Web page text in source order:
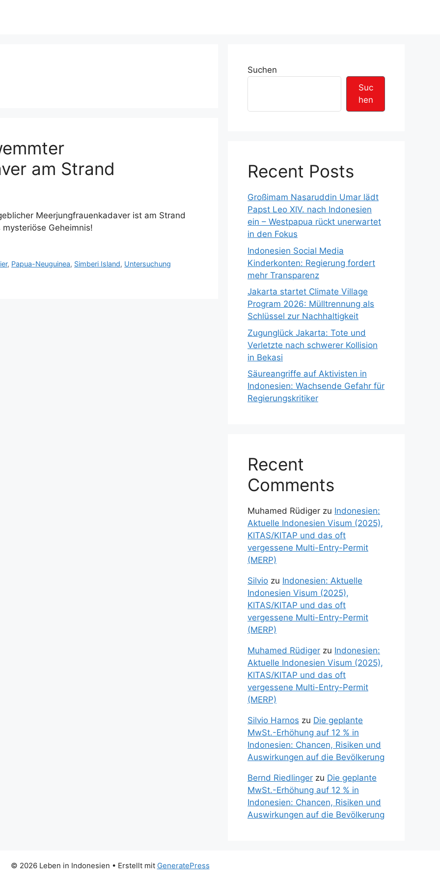
am Strand
Meerjungfrauenkadaver ist am Strand
Geheimnis!
, Papua-Neuguinea, Simberi Island, Untersuchung
Suchen
Suc
hen
Recent Posts
Großimam Nasaruddin Umar lädt
Papst Leo XIV. nach Indonesien
ein – Westpapua rückt unerwartet
in den Fokus
Indonesien Social Media
Kinderkonten: Regierung fordert
mehr Transparenz
Jakarta startet Climate Village
Program 2026: Mülltrennung als
Schlüssel zur Nachhaltigkeit
Zugunglück Jakarta: Tote und
Verletzte nach schwerer Kollision
in Bekasi
Säureangriffe auf Aktivisten in
Indonesien: Wachsende Gefahr für
Regierungskritiker
Recent
Comments
Muhamed Rüdiger zu Indonesien:
Aktuelle Indonesien Visum (2025),
KITAS/KITAP und das oft
vergessene Multi-Entry-Permit
(MERP)
Silvio zu Indonesien: Aktuelle
Indonesien Visum (2025),
KITAS/KITAP und das oft
vergessene Multi-Entry-Permit
(MERP)
Muhamed Rüdiger zu Indonesien:
Aktuelle Indonesien Visum (2025),
KITAS/KITAP und das oft
vergessene Multi-Entry-Permit
(MERP)
Silvio Harnos zu Die geplante
MwSt.-Erhöhung auf 12 % in
Indonesien: Chancen, Risiken und
Auswirkungen auf die Bevölkerung
Bernd Riedlinger zu Die geplante
MwSt.-Erhöhung auf 12 % in
Indonesien: Chancen, Risiken und
Auswirkungen auf die Bevölkerung
© 2026 Leben in Indonesien • Erstellt mit GeneratePress